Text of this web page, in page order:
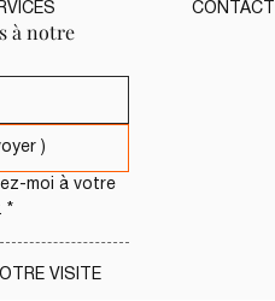
à notre
( Envoyer )
moi à votre
*
VISITE
CONTACT